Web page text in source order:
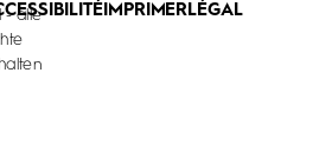
IMPRIMERLÉGAL
- alle